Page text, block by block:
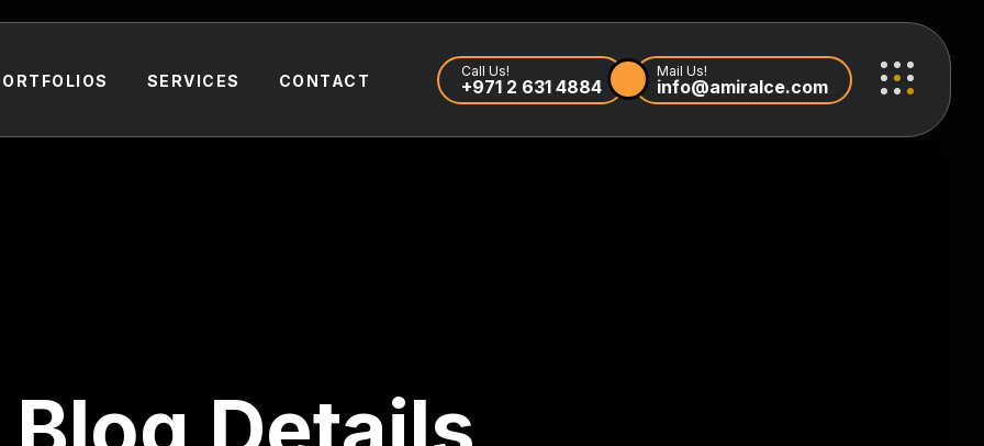
SERVICES CONTACT
Call Us!
+971 2 631 4884
Mail Us!
info@amiralce.com